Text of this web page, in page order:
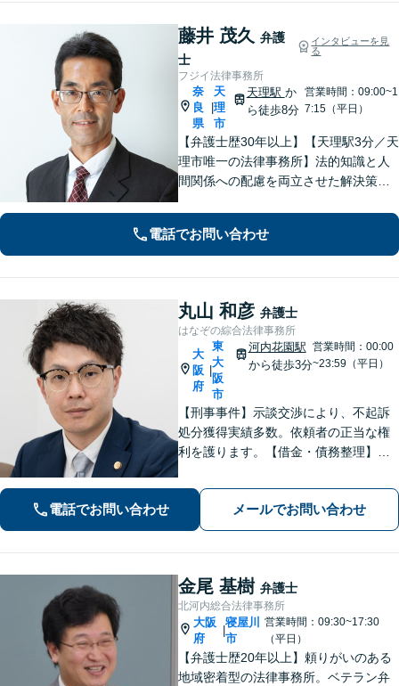
藤井 茂久 弁護
士
インタビューを見
る
フジイ法律事務所
奈
良
県
天
理
市
天理駅 か
ら徒歩8分
営業時間：09:00~1
7:15（平日）
【弁護士歴30年以上】【天理駅3分／天
理市唯一の法律事務所】法的知識と人
間関係への配慮を両立させた解決策を
法書士・不動産鑑定士など」相続に関
わる問題を総合的に解決へ導きます
電話でお問い合わせ
丸山 和彦 弁護士
はなぞの綜合法律事務所
大
阪
府
東
大
阪
市
河内花園駅
から徒歩3分
営業時間：00:00
~23:59（平日）
【刑事事件】示談交渉により、不起訴
処分獲得実績多数。依頼者の正当な権
利を護ります。【借金・債務整理】借
問題】不貞慰謝料の獲得、減額実績多
数。独りで悩まず、先ずはお話をお聞
かせ下さい。【土日・夜間対応可】
電話でお問い合わせ メールでお問い合わせ
金尾 基樹 弁護士
北河内総合法律事務所
大阪
府
|
寝屋川
市
営業時間：09:30~17:30
（平日）
【弁護士歴20年以上】頼りがいのある
地域密着型の法律事務所。ベテラン弁